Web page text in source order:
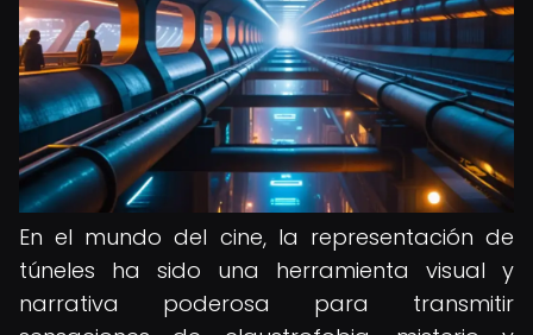
En el mundo del cine, la representación de
túneles ha sido una herramienta visual y
narrativa poderosa para transmitir